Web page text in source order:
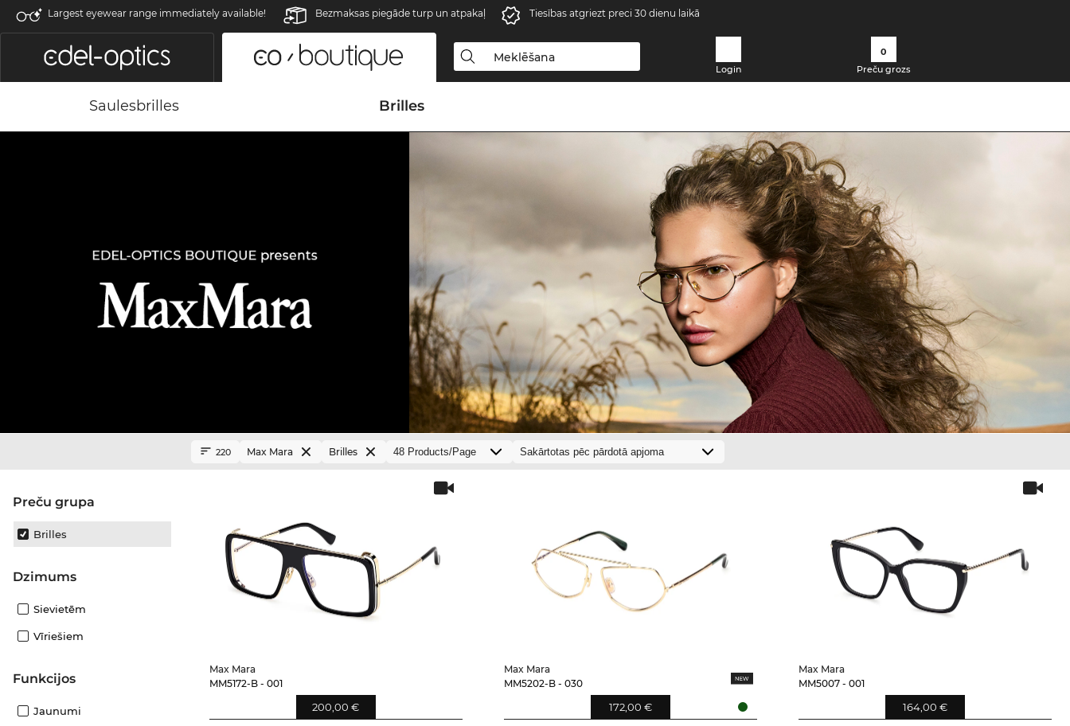
Largest eyewear range immediately available! Bezmaksas piegāde turp un atpakaļ Tiesības atgriezt preci 30 dienu laikā
Login
0
Preču grozs
Saulesbrilles Brilles
Preču grupa
Brilles
Dzimums
Sievietēm
Vīriešiem
funkcijos
Jaunumi
220 Max Mara Brilles
Max Mara
MM5172-B - 001
200,00 €
Max Mara
MM5202-B - 030
172,00 €
Max Mara
MM5007 - 001
164,00 €